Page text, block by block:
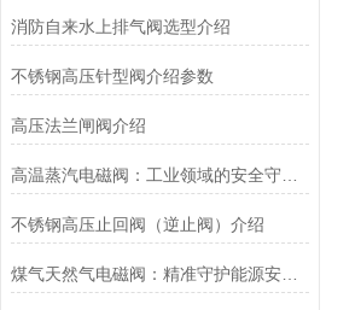
消防自来水上排气阀选型介绍
不锈钢高压针型阀介绍参数
高压法兰闸阀介绍
不锈钢高压止回阀（逆止阀）介绍
煤气天然气电磁阀：精准守护能源安全的“调控卫士”